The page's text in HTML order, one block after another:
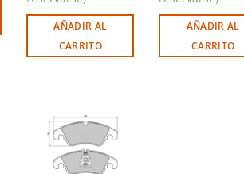
AÑADIR AL
CARRITO
AÑADIR AL
CARRITO
Añadir
a la
lista de
deseos